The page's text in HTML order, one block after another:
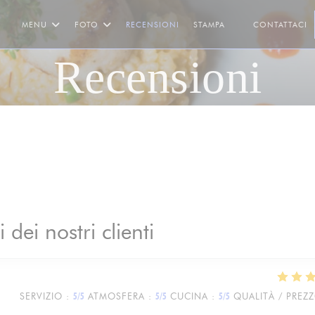
MENU FOTO RECENSIONI STAMPA CONTATTACI
Recensioni
dei nostri clienti
SERVIZIO : 5/5 ATMOSFERA : 5/5 CUCINA : 5/5 QUALITÀ /